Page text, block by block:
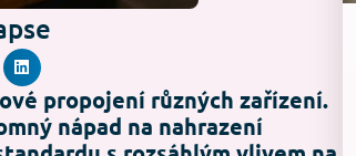
propojení různých zařízení.
nápad na nahrazení